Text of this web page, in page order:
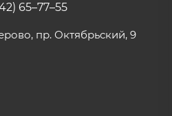
65–77–55
пр. Октябрьский, 9